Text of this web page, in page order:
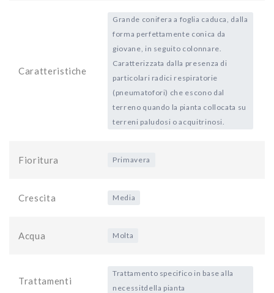
Caratteristiche
Grande conifera a foglia caduca, dalla
forma perfettamente conica da
giovane, in seguito colonnare.
Caratterizzata dalla presenza di
particolari radici respiratorie
(pneumatofori) che escono dal
terreno quando la pianta collocata su
terreni paludosi o acquitrinosi.
Fioritura Primavera
Crescita Media
Acqua Molta
Trattamenti
Trattamento specifico in base alla
necessitdella pianta